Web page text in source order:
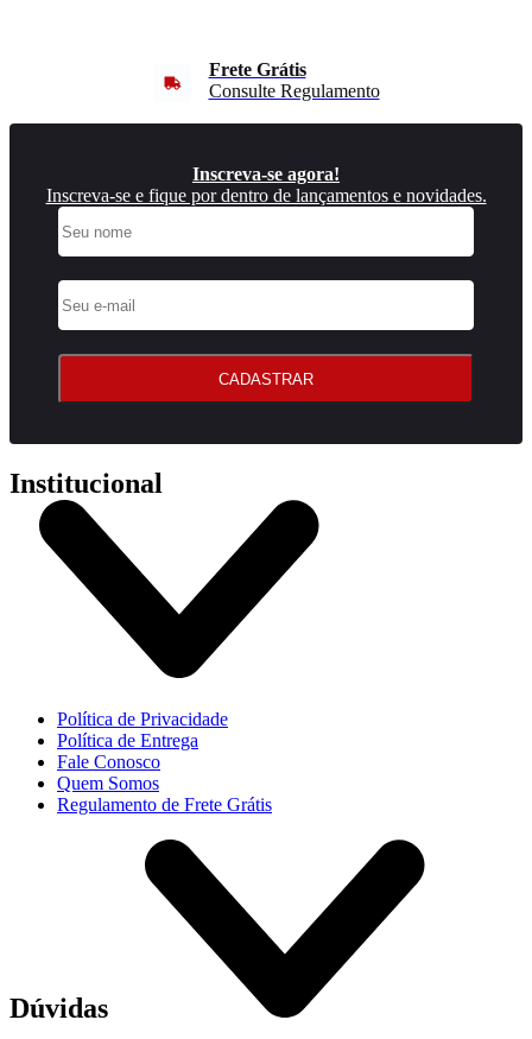
Frete Grátis
Consulte Regulamento
Inscreva-se agora!
Inscreva-se e fique por dentro de lançamentos e novidades.
CADASTRAR
Institucional
Política de Privacidade
Política de Entrega
Fale Conosco
Quem Somos
Regulamento de Frete Grátis
Dúvidas